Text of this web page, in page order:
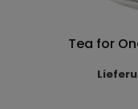
Tea for